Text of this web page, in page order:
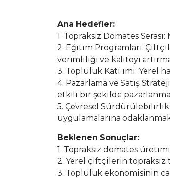
Ana Hedefler:
1. Topraksız Domates
2. Eğitim Programları:
verimliliği ve kaliteyi
3. Topluluk Katılımı:
4. Pazarlama ve Satış
etkili bir şekilde
5. Çevresel
uygulamalarına
Beklenen Sonuçlar:
1. Topraksız domates
2. Yerel çiftçilerin
3. Topluluk ekonomisinin